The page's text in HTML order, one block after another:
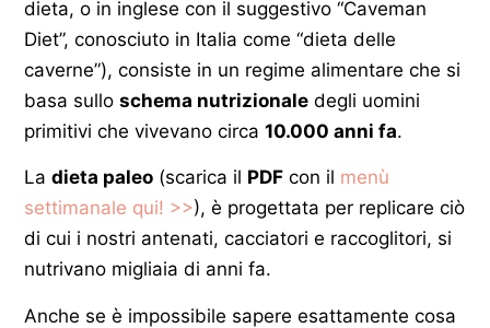
dieta, o in inglese con il suggestivo “Caveman
Diet”, conosciuto in Italia come “dieta delle
caverne”), consiste in un regime alimentare che si
basa sullo schema nutrizionale degli uomini
primitivi che vivevano circa 10.000 anni fa.
La dieta paleo (scarica il PDF con il menù
settimanale qui! >>), è progettata per replicare ciò
di cui i nostri antenati, cacciatori e raccoglitori, si
nutrivano migliaia di anni fa.
Anche se è impossibile sapere esattamente cosa